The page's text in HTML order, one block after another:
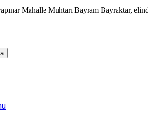
Mahalle Muhtarı Bayram Bayraktar,